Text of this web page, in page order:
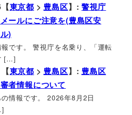
東京都 >豊島区】:警視庁
ールにご注意を(豊島区安
)
です。 警視庁を名乗り、「運転
[…]
東京都 >豊島区】:豊島区
者情報について
情報です。 2026年8月2日